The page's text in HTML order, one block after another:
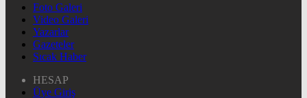
Foto Galeri
Video Galeri
Yazarlar
Gazeteler
Sıcak Haber
HESAP
Üye Giriş